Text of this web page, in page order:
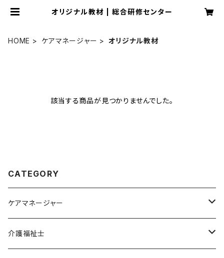
オリジナル教材 | 総合研修センター
HOME ケアマネージャー オリジナル教材
該当する商品が見つかりませんでした。
CATEGORY
ケアマネージャー
オリジナル教材
介護福祉士